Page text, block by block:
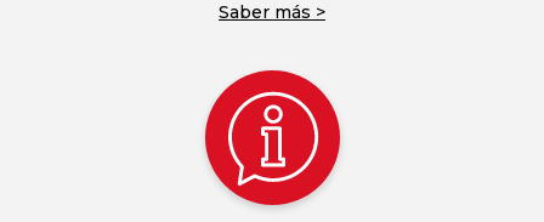
Saber más >